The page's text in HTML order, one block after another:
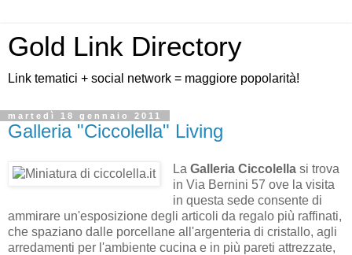
Gold Link Directory
Link tematici + social network = maggiore popolarità!
martedì 18 gennaio 2011
Galleria "Ciccolella" Living
La Galleria Ciccolellasi trova
in Via Bernini 57 ove la visita
in questa sede consente di
ammirare un'esposizione degli articoli da regalo più raffinati,
che spaziano dalle porcellane all'argenteria di cristallo, agli
arredamenti per l'ambiente cucina e in più pareti attrezzate,